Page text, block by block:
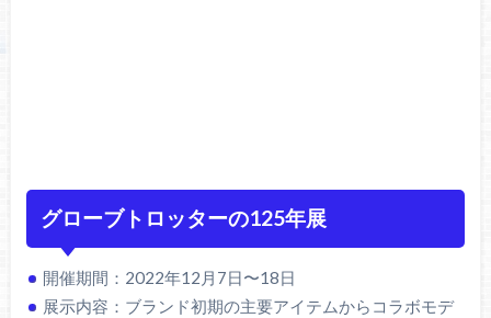
グローブトロッターの125年展
開催期間：2022年12月7日〜18日
展示内容：ブランド初期の主要アイテムからコラボモデ